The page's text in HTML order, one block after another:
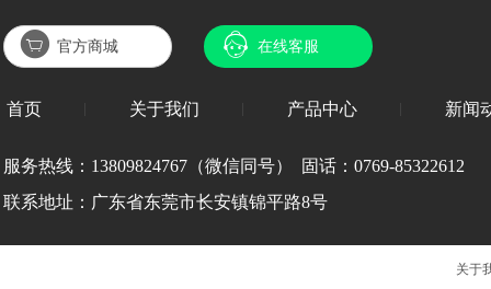
首页 关于我们 产品中心 新闻
官方商城 在线客服
服务热线： 13809824767（微信同号） 固话：0769-85322612
联系地址：广东省东莞市长安镇锦平路8号
关于